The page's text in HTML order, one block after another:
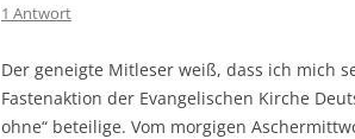
1 Antwort
Der geneigte Mitleser weiß, dass ich mich
Fastenaktion der Evangelischen Kirche
ohne“ beteilige. Vom morgigen